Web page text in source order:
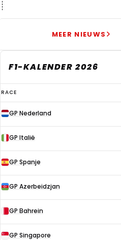
MEER NIEUWS
F1-KALENDER 2026
F1-
kalender
2026
RACE
GP Nederland
GP Italië
GP Spanje
GP Azerbeidzjan
GP Bahrein
GP Singapore